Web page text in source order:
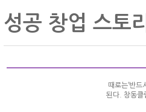
성공 창업 스토리
때로는‘반
된다. 창동클